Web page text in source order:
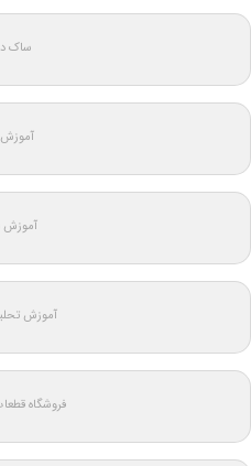
ساک
آموزش
آموزش
آموزش
فروشگاه